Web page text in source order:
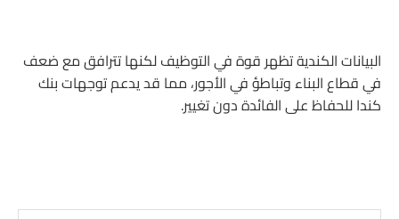
البيانات الكندية تظهر قوة في التوظيف لكنها تترافق مع ضعف
في قطاع البناء وتباطؤ في الأجور، مما قد يدعم توجهات بنك
كندا للحفاظ على الفائدة دون تغيير.